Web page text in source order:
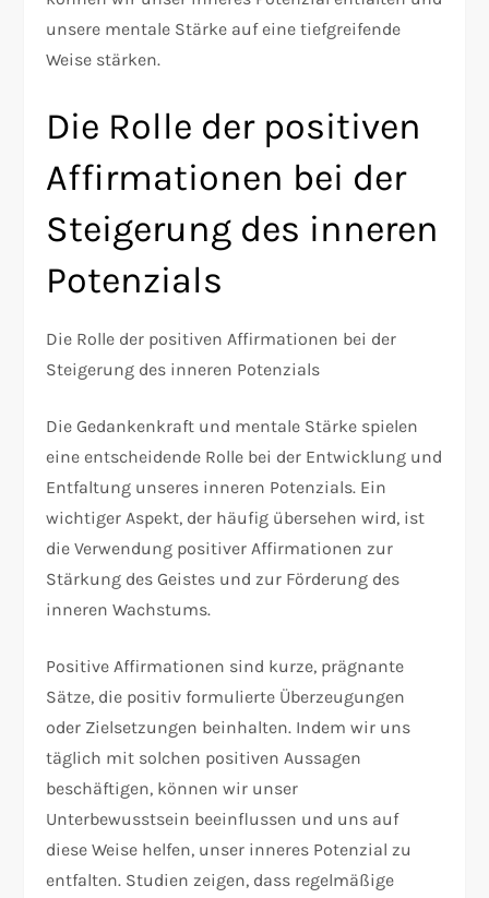
unsere mentale Stärke auf eine tiefgreifende
Weise stärken.
Die Rolle der positiven
Affirmationen bei der
Steigerung des inneren
Potenzials
Die Rolle der positiven Affirmationen bei der
Steigerung des inneren Potenzials
Die Gedankenkraft und mentale Stärke spielen
eine entscheidende Rolle bei der Entwicklung und
Entfaltung unseres inneren Potenzials. Ein
wichtiger Aspekt, der häufig übersehen wird, ist
die Verwendung positiver Affirmationen zur
Stärkung des Geistes und zur Förderung des
inneren Wachstums.
Positive Affirmationen sind kurze, prägnante
Sätze, die positiv formulierte Überzeugungen
oder Zielsetzungen beinhalten. Indem wir uns
täglich mit solchen positiven Aussagen
beschäftigen, können wir unser
Unterbewusstsein beeinflussen und uns auf
diese Weise helfen, unser inneres Potenzial zu
entfalten. Studien zeigen, dass regelmäßige